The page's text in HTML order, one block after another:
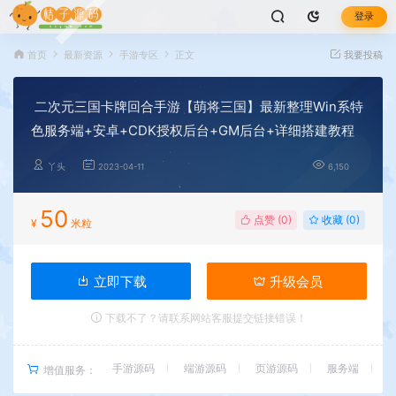
登录
首页 最新资源 手游专区 正文 我要投稿
二次元三国卡牌回合手游【萌将三国】最新整理Win系特
色服务端+安卓+CDK授权后台+GM后台+详细搭建教程
丫头 2023-04-11 6,150
¥ 50 米粒 点赞 (0) 收藏 (0)
立即下载 升级会员
下载不了？请联系网站客服提交链接错误！
增值服务： 手游源码 端游源码 页游源码 服务端